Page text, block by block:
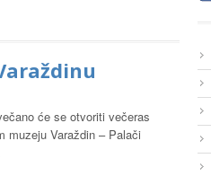
će se otvoriti večeras
muzeju Varaždin – Palači